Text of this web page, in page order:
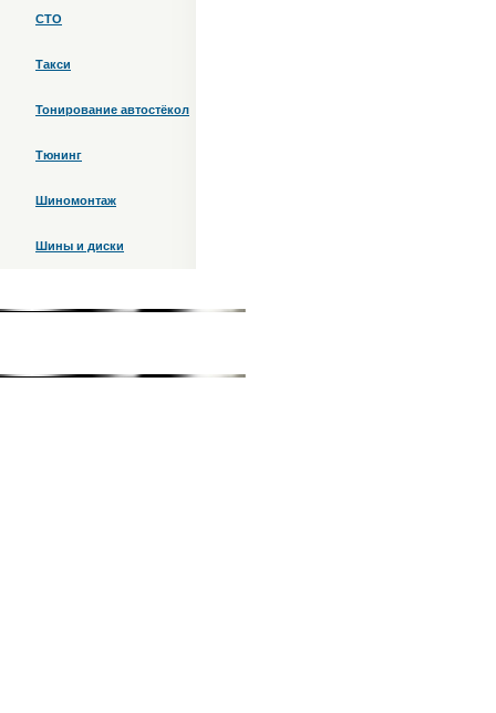
СТО
Такси
Тонирование автостёкол
Тюнинг
Шиномонтаж
Шины и диски